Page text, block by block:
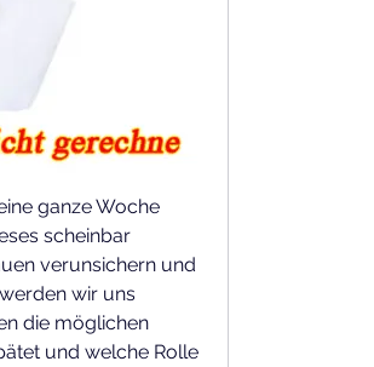
ganze Woche
scheinbar
verunsichern und
wir uns
die möglichen
und welche Rolle